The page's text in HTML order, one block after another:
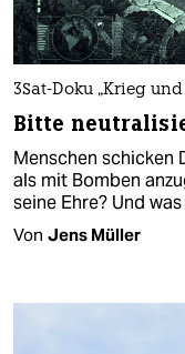
3Sat-Doku „Krieg und
Bitte
Menschen schicken
als mit Bomben
seine Ehre? Und
Von Jens Müller